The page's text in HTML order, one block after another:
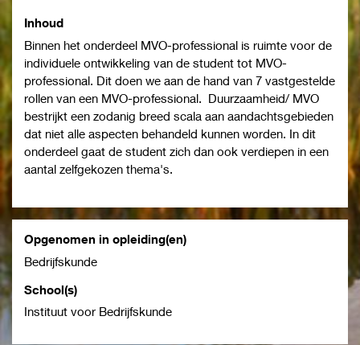
Inhoud
Binnen het onderdeel MVO-professional is ruimte voor de
individuele ontwikkeling van de student tot MVO-
professional. Dit doen we aan de hand van 7 vastgestelde
rollen van een MVO-professional. Duurzaamheid/ MVO
bestrijkt een zodanig breed scala aan aandachtsgebieden
dat niet alle aspecten behandeld kunnen worden. In dit
onderdeel gaat de student zich dan ook verdiepen in een
aantal zelfgekozen thema's.
Opgenomen in opleiding(en)
Bedrijfskunde
School(s)
Instituut voor Bedrijfskunde